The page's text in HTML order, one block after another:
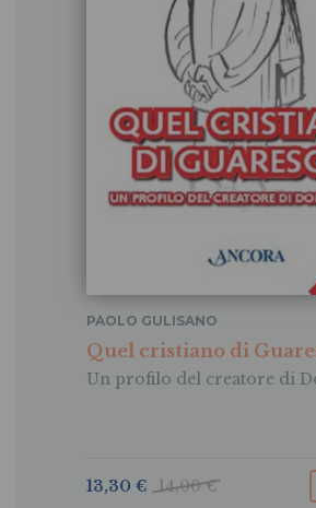
Quel cristiano di
Un profilo del creatore di
PAOLO GULISANO
14,00 €
13,30 €